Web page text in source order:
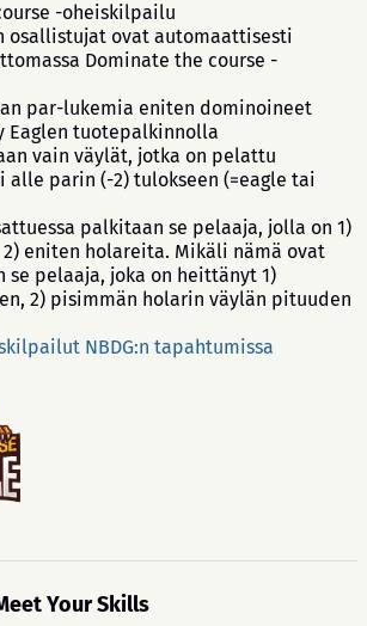
-oheiskilpailu
osallistujat ovat automaattisesti
Dominate the course -
par-lukemia eniten dominoineet
Eaglen tuotepalkinnolla
vain väylät, jotka on pelattu
alle parin (-2) tulokseen (=eagle tai
palkitaan se pelaaja, jolla on 1)
eniten holareita. Mikäli nämä ovat
se pelaaja, joka on heittänyt 1)
2) pisimmän holarin väylän pituuden
NBDG:n tapahtumissa
Your Skills